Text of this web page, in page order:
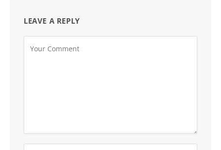
LEAVE A REPLY